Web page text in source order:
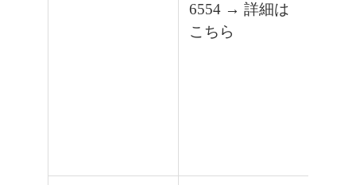
6554 → 詳細は
こちら